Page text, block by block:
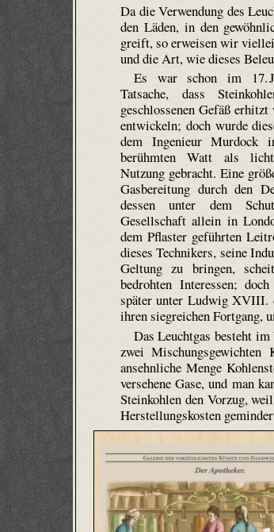
Da die Verwendung des
den Läden, in den
greift, so erweisen wir
und die Art, wie dieses
Es war schon im 17.
Tatsache, dass
geschlossenen Gefäß
entwickeln; doch wurde
dem Ingenieur Murdock
berühmten Watt als
Nutzung gebracht. Eine
Gasbereitung durch den
dessen unter dem
Gesellschaft allein in
dem Pflaster geführten
dieses Technikers, seine
Geltung zu bringen,
bedrohten Interessen;
später unter Ludwig XVIII.
ihren siegreichen Fortgang,
Das Leuchtgas besteht
zwei Mischungsgewichten
ansehnliche Menge
versehene Gase, und man
Steinkohlen den Vorzug,
Herstellungskosten